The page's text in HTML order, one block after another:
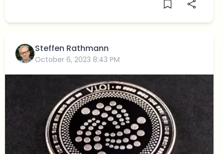
Steffen Rathmann
October 6, 2023 8:43 PM